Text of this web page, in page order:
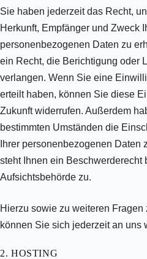
Sie haben jederzeit das Recht,
Herkunft, Empfänger und Zweck
personenbezogenen Daten zu
ein Recht, die Berichtigung oder
verlangen. Wenn Sie eine
erteilt haben, können Sie diese
Zukunft widerrufen. Außerdem
bestimmten Umständen die
Ihrer personenbezogenen Daten
steht Ihnen ein Beschwerderecht
Aufsichtsbehörde zu.
Hierzu sowie zu weiteren
können Sie sich jederzeit an uns
2. HOSTING